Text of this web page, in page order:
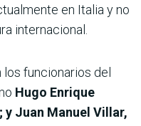
en Italia y no
internacional.
funcionarios del
Hugo Enrique
Juan Manuel Villar,